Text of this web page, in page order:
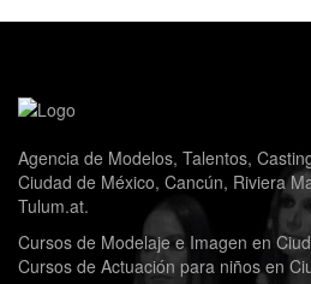
Agencia de Modelos, Talentos,
Ciudad de México, Cancún, Riviera
Tulum.at.
Cursos de Modelaje e Imagen en
Cursos de Actuación para niños en